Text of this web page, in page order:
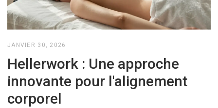
JANVIER 30, 2026
Hellerwork : Une approche
innovante pour l'alignement
corporel